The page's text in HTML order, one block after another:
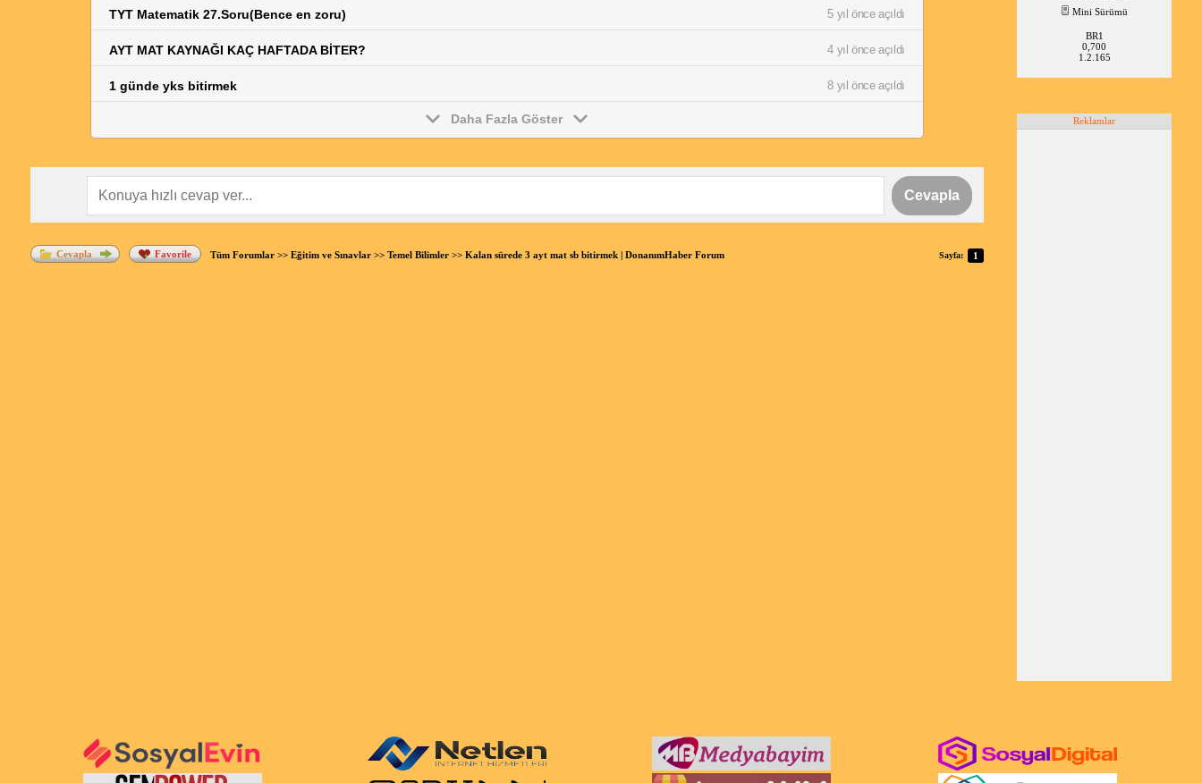
TYT Matematik 27.Soru(Bence en zoru) 5 yıl önce açıldı
AYT MAT KAYNAĞI KAÇ HAFTADA BİTER? 4 yıl önce açıldı
1 günde yks bitirmek 8 yıl önce açıldı
Daha Fazla Göster
Cevapla
Sayfa: 1
Cevapla Favorile Tüm Forumlar>> Eğitim ve Sınavlar>> Temel Bilimler>> Kalan sürede 3 ayt mat sb bitirmek | DonanımHaber Forum
Mini Sürümü
BR1
0,700
1.2.165
Reklamlar